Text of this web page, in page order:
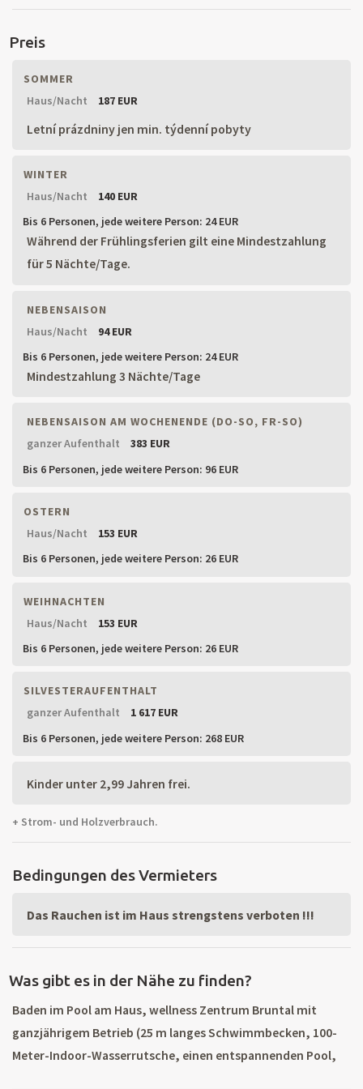
Preis
SOMMER
Haus/Nacht
187 EUR
Letní prázdniny jen min. týdenní pobyty
WINTER
Haus/Nacht
140 EUR
Bis 6 Personen, jede weitere Person: 24 EUR
Während der Frühlingsferien gilt eine Mindestzahlung
für 5 Nächte/Tage.
NEBENSAISON
Haus/Nacht
94 EUR
Bis 6 Personen, jede weitere Person: 24 EUR
Mindestzahlung 3 Nächte/Tage
NEBENSAISON AM WOCHENENDE (DO-SO, FR-SO)
ganzer Aufenthalt
383 EUR
Bis 6 Personen, jede weitere Person: 96 EUR
OSTERN
Haus/Nacht
153 EUR
Bis 6 Personen, jede weitere Person: 26 EUR
WEIHNACHTEN
Haus/Nacht
153 EUR
Bis 6 Personen, jede weitere Person: 26 EUR
SILVESTERAUFENTHALT
ganzer Aufenthalt
1 617 EUR
Bis 6 Personen, jede weitere Person: 268 EUR
Kinder unter 2,99 Jahren frei.
+ Strom- und Holzverbrauch.
Bedingungen des Vermieters
Das Rauchen ist im Haus strengstens verboten !!!
Was gibt es in der Nähe zu finden?
Baden im Pool am Haus, wellness Zentrum Bruntal mit
ganzjährigem Betrieb (25 m langes Schwimmbecken, 100-
Meter-Indoor-Wasserrutsche, einen entspannenden Pool,